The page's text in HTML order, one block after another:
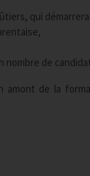
qui
nombre de
amont de la